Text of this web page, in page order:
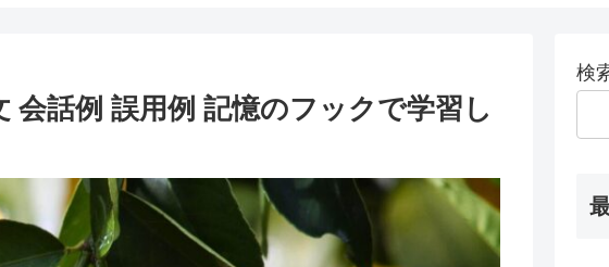
会話例 誤用例 記憶のフックで学習し
検